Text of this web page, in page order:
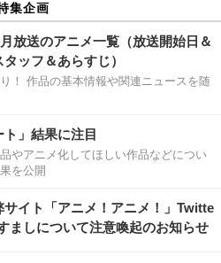
集企画
月放送のアニメ一覧（放送開始日＆
ッフ＆あらすじ）
！ 作品の基本情報や関連ニュースを随
」結果に注目
やアニメ化してほしい作品などについ
を公開
サイト「アニメ！アニメ！」Twitte
ましについて注意喚起のお知らせ